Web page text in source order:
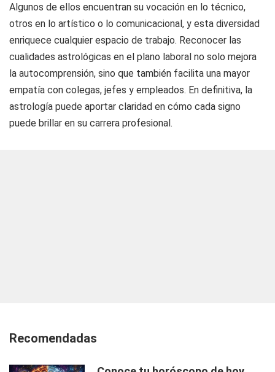
Algunos de ellos encuentran su vocación en lo técnico,
otros en lo artístico o lo comunicacional, y esta diversidad
enriquece cualquier espacio de trabajo. Reconocer las
cualidades astrológicas en el plano laboral no solo mejora
la autocomprensión, sino que también facilita una mayor
empatía con colegas, jefes y empleados. En definitiva, la
astrología puede aportar claridad en cómo cada signo
puede brillar en su carrera profesional.
Recomendadas